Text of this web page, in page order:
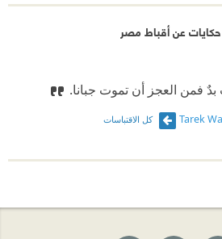
عن أقباط مصر
فمن العجز أن تموت جبانا.
Tarek كل الاقتباسات